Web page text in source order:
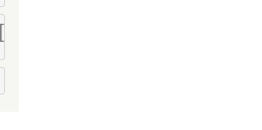
[Mobile : 9851066274]